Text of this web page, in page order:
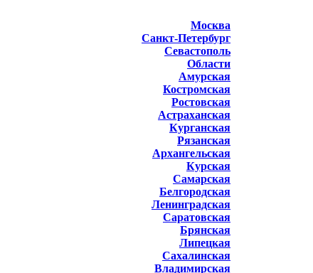
Москва
Санкт-Петербург
Севастополь
Области
Амурская
Костромская
Ростовская
Астраханская
Курганская
Рязанская
Архангельская
Курская
Самарская
Белгородская
Ленинградская
Саратовская
Брянская
Липецкая
Сахалинская
Владимирская